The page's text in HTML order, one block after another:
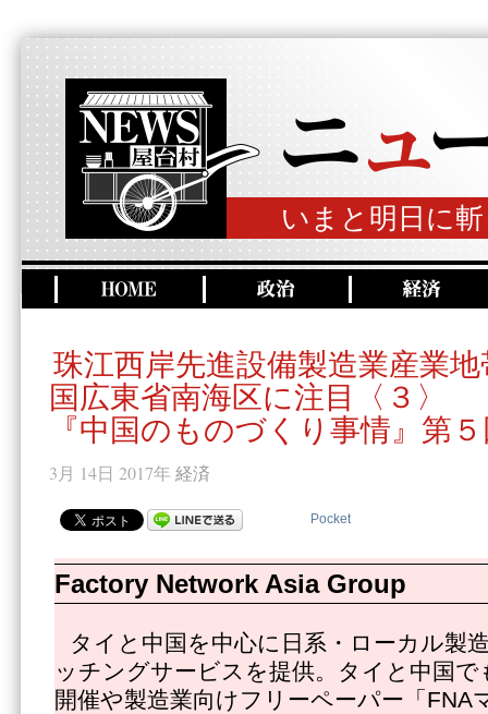
いまと明日に
珠江西岸先進設備製造業産業
国広東省南海区に注目〈３〉
『中国のものづくり事情』第
3月 14日 2017年 経済
Pocket
Factory Network Asia Group
タイと中国を中心に日系・ローカル製
ッチングサービスを提供。タイと中国
開催や製造業向けフリーペーパー「FNA